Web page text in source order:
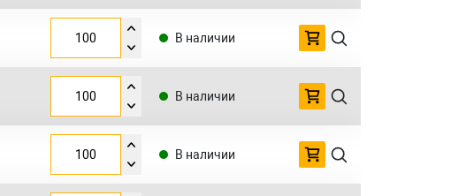
В наличии
В наличии
В наличии